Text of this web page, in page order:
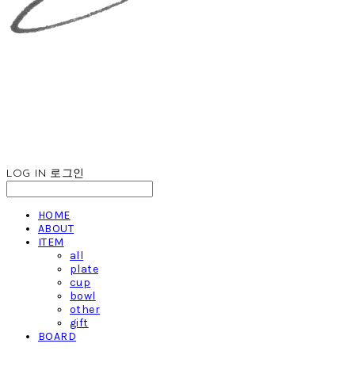
LOG IN 로그인
HOME
ABOUT
ITEM
all
plate
cup
bowl
other
gift
BOARD